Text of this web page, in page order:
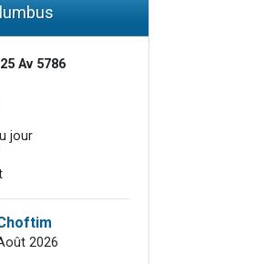
Av 5786
jour
2026